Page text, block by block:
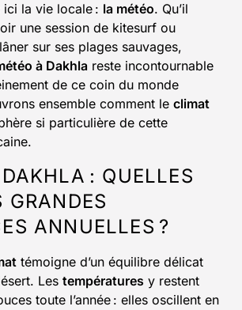
la vie locale : la météo. Qu’il
une session de kitesurf ou
sur ses plages sauvages,
à Dakhla reste incontournable
de ce coin du monde
ensemble comment le climat
si particulière de cette
: QUELLES
GRANDES
ANNUELLES ?
témoigne d’un équilibre délicat
Les températures y restent
toute l’année : elles oscillent en